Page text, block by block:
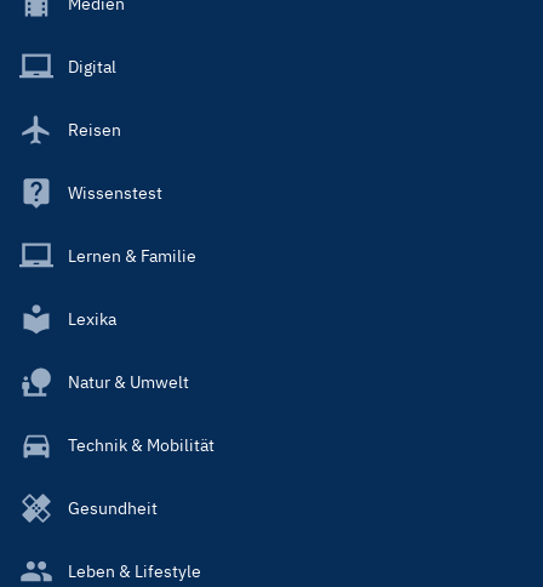
Main
Digital
Reisen
Wissenstest
Lernen & Familie
Lexika
Natur & Umwelt
Technik & Mobilität
Gesundheit
Leben & Lifestyle